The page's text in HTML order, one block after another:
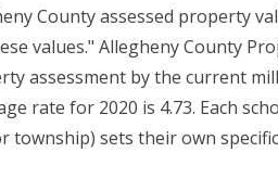
County assessed property
values." Allegheny County
assessment by the current
rate for 2020 is 4.73. Each
sets their own